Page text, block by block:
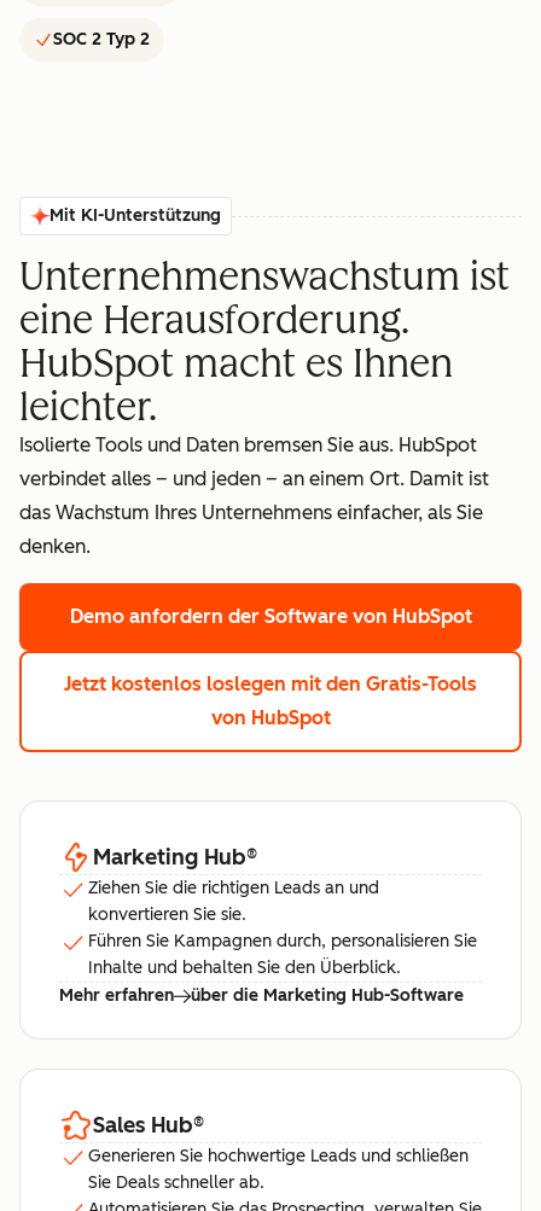
SOC 2 Typ 2
Mit KI-Unterstützung
Unternehmenswachstum ist
eine Herausforderung.
HubSpot macht es Ihnen
leichter.
Isolierte Tools und Daten bremsen Sie aus. HubSpot
verbindet alles – und jeden – an einem Ort. Damit ist
das Wachstum Ihres Unternehmens einfacher, als Sie
denken.
Demo anfordern der Software von HubSpot
Jetzt kostenlos loslegen mit den Gratis-Tools
von HubSpot
Marketing Hub®
Ziehen Sie die richtigen Leads an und
konvertieren Sie sie.
Führen Sie Kampagnen durch, personalisieren Sie
Inhalte und behalten Sie den Überblick.
Mehr erfahren
über die Marketing Hub-Software
Sales Hub®
Generieren Sie hochwertige Leads und schließen
Sie Deals schneller ab.